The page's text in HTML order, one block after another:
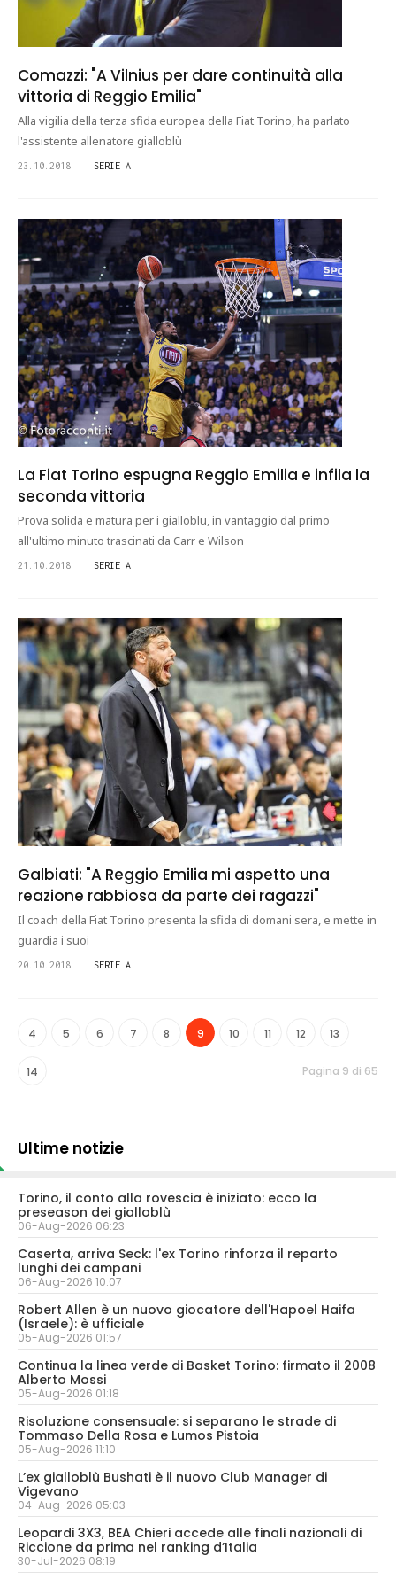
Comazzi: "A Vilnius per dare continuità alla
vittoria di Reggio Emilia"
Alla vigilia della terza sfida europea della Fiat Torino, ha parlato
l'assistente allenatore gialloblù
23.10.2018 SERIE A
La Fiat Torino espugna Reggio Emilia e infila la
seconda vittoria
Prova solida e matura per i gialloblu, in vantaggio dal primo
all'ultimo minuto trascinati da Carr e Wilson
21.10.2018 SERIE A
Galbiati: "A Reggio Emilia mi aspetto una
reazione rabbiosa da parte dei ragazzi"
Il coach della Fiat Torino presenta la sfida di domani sera, e mette in
guardia i suoi
20.10.2018 SERIE A
4 5 6 7 8 9 10 11 12 13
14 Pagina 9 di 65
Ultime notizie
Torino, il conto alla rovescia è iniziato: ecco la
preseason dei gialloblù
06-Aug-2026 06:23
Caserta, arriva Seck: l'ex Torino rinforza il reparto
lunghi dei campani
06-Aug-2026 10:07
Robert Allen è un nuovo giocatore dell'Hapoel Haifa
(Israele): è ufficiale
05-Aug-2026 01:57
Continua la linea verde di Basket Torino: firmato il 2008
Alberto Mossi
05-Aug-2026 01:18
Risoluzione consensuale: si separano le strade di
Tommaso Della Rosa e Lumos Pistoia
05-Aug-2026 11:10
L’ex gialloblù Bushati è il nuovo Club Manager di
Vigevano
04-Aug-2026 05:03
Leopardi 3X3, BEA Chieri accede alle finali nazionali di
Riccione da prima nel ranking d’Italia
30-Jul-2026 08:19